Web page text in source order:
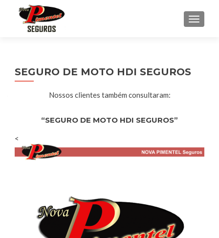
SEGURO DE MOTO HDI SEGUROS
Nossos clientes também consultaram:
“SEGURO DE MOTO HDI SEGUROS”
<